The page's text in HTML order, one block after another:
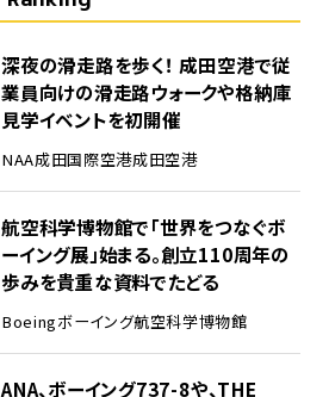
深夜の滑走路を歩く！ 成田空港で従
業員向けの滑走路ウォークや格納庫
見学イベントを初開催
NAA成田国際空港成田空港
航空科学博物館で「世界をつなぐボ
ーイング展」始まる。創立110周年の
歩みを貴重な資料でたどる
Boeingボーイング航空科学博物館
ANA、ボーイング737-8や、THE